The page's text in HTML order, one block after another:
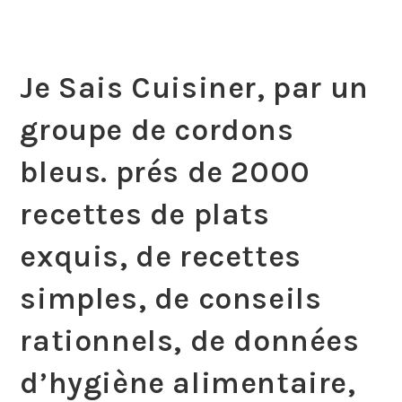
Je Sais Cuisiner, par un
groupe de cordons
bleus. prés de 2000
recettes de plats
exquis, de recettes
simples, de conseils
rationnels, de données
d’hygiène alimentaire,